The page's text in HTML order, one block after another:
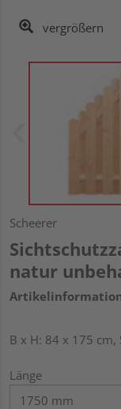
vergrößern
Scheerer
natur
B x H: 84 x 175 cm,
Länge